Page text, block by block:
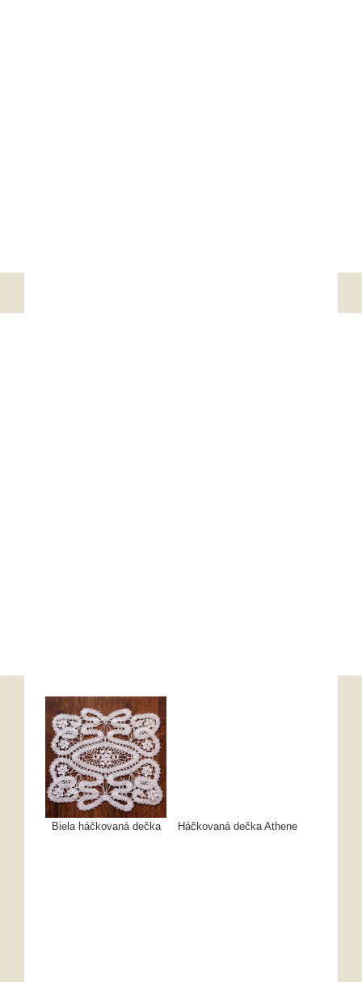
Biela háčkovaná dečka Háčkovaná dečka Athene